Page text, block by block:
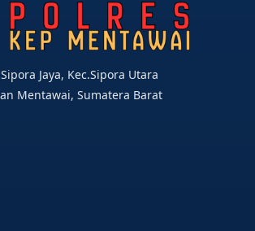
Jaya, Kec.Sipora Utara
Mentawai, Sumatera Barat